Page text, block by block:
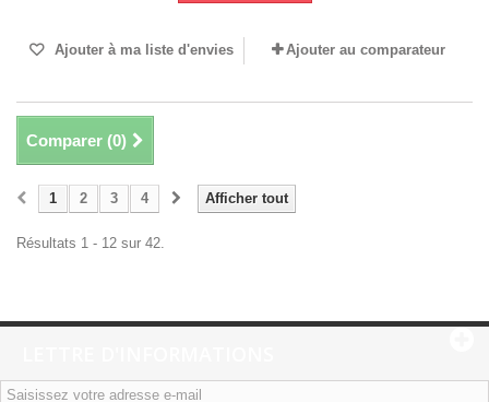
Ajouter à ma liste d'envies Ajouter au comparateur
Comparer (0)
Afficher tout
1 2 3 4
Résultats 1 - 12 sur 42.